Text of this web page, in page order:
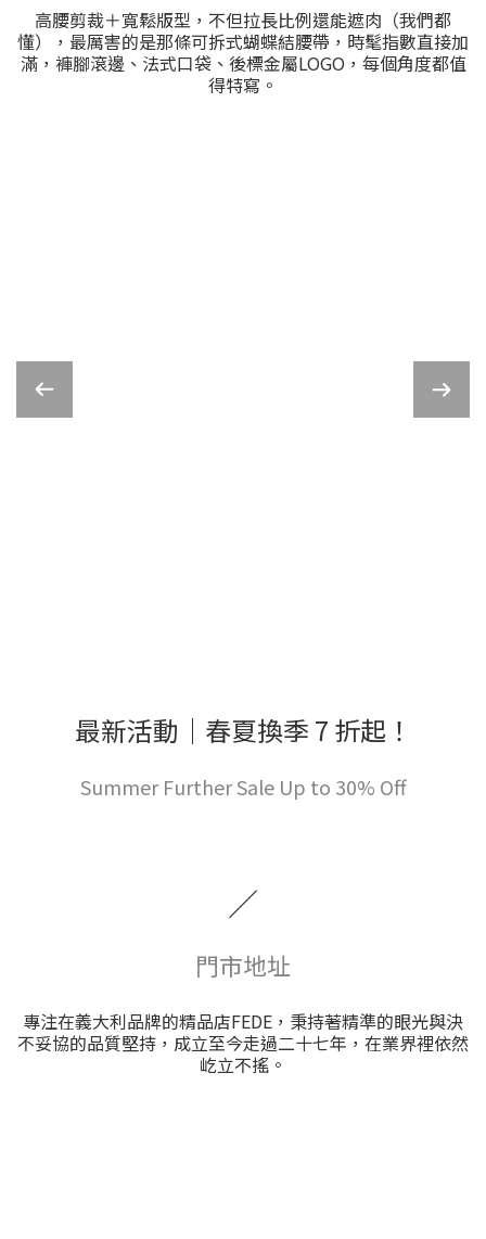
高腰剪裁＋寬鬆版型，不但拉長比例還能遮肉（我們都
懂），最厲害的是那條可拆式蝴蝶結腰帶，時髦指數直接加
滿，褲腳滾邊、法式口袋、後標金屬LOGO，每個角度都值
得特寫。
最新活動｜春夏換季 7 折起！
Summer Further Sale Up to 30% Off
／
門市地址
專注在義大利品牌的精品店FEDE，秉持著精準的眼光與決
不妥協的品質堅持，成立至今走過二十七年，在業界裡依然
屹立不搖。